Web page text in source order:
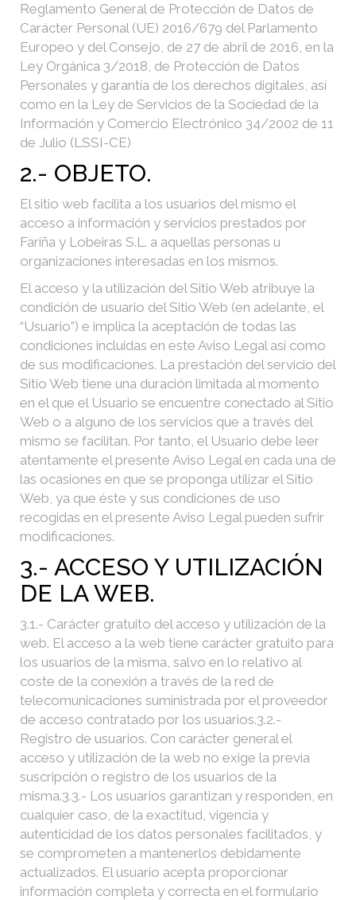
Reglamento General de Protección de Datos de
Carácter Personal (UE) 2016/679 del Parlamento
Europeo y del Consejo, de 27 de abril de 2016, en la
Ley Orgánica 3/2018, de Protección de Datos
Personales y garantía de los derechos digitales, así
como en la Ley de Servicios de la Sociedad de la
Información y Comercio Electrónico 34/2002 de 11
de Julio (LSSI-CE)
2.- OBJETO.
El sitio web facilita a los usuarios del mismo el
acceso a información y servicios prestados por
Fariña y Lobeiras S.L. a aquellas personas u
organizaciones interesadas en los mismos.
El acceso y la utilización del Sitio Web atribuye la
condición de usuario del Sitio Web (en adelante, el
“Usuario”) e implica la aceptación de todas las
condiciones incluidas en este Aviso Legal así como
de sus modificaciones. La prestación del servicio del
Sitio Web tiene una duración limitada al momento
en el que el Usuario se encuentre conectado al Sitio
Web o a alguno de los servicios que a través del
mismo se facilitan. Por tanto, el Usuario debe leer
atentamente el presente Aviso Legal en cada una de
las ocasiones en que se proponga utilizar el Sitio
Web, ya que éste y sus condiciones de uso
recogidas en el presente Aviso Legal pueden sufrir
modificaciones.
3.- ACCESO Y UTILIZACIÓN
DE LA WEB.
3.1.- Carácter gratuito del acceso y utilización de la
web. El acceso a la web tiene carácter gratuito para
los usuarios de la misma, salvo en lo relativo al
coste de la conexión a través de la red de
telecomunicaciones suministrada por el proveedor
de acceso contratado por los usuarios.3.2.-
Registro de usuarios. Con carácter general el
acceso y utilización de la web no exige la previa
suscripción o registro de los usuarios de la
misma.3.3.- Los usuarios garantizan y responden, en
cualquier caso, de la exactitud, vigencia y
autenticidad de los datos personales facilitados, y
se comprometen a mantenerlos debidamente
actualizados. El usuario acepta proporcionar
información completa y correcta en el formulario